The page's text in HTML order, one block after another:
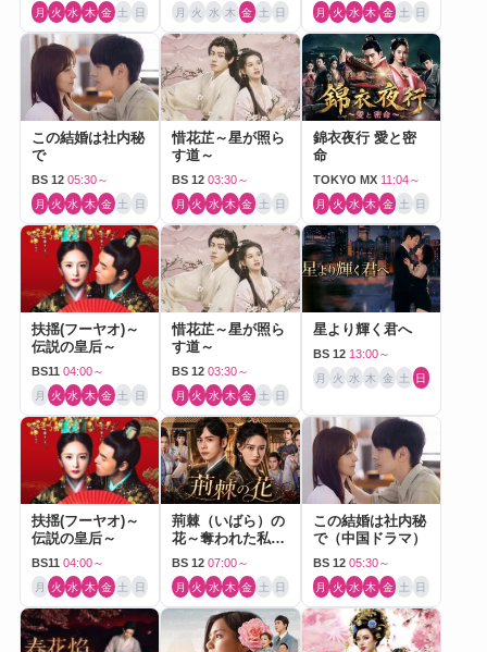
月 火 水 木 金 土 日 月 火 水 木 金 土 日 月 火 水 木 金 土 日
この結婚は社内秘
で
BS 12 05:30～
月 火 水 木 金 土 日
惜花芷～星が照ら
す道～
BS 12 03:30～
月 火 水 木 金 土 日
錦衣夜行 愛と密
命
TOKYO MX 11:04～
月 火 水 木 金 土 日
扶揺(フーヤオ)～
伝説の皇后～
BS11 04:00～
月 火 水 木 金 土 日
惜花芷～星が照ら
す道～
BS 12 03:30～
月 火 水 木 金 土 日
星より輝く君へ
BS 12 13:00～
月 火 水 木 金 土 日
扶揺(フーヤオ)～
伝説の皇后～
BS11 04:00～
月 火 水 木 金 土 日
荊棘（いばら）の
花～奪われた私～
（中国ドラマ）
BS 12 07:00～
月 火 水 木 金 土 日
この結婚は社内秘
で（中国ドラマ）
BS 12 05:30～
月 火 水 木 金 土 日